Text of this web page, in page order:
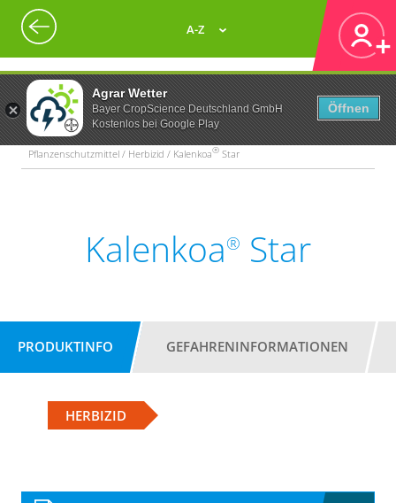
Agrar Wetter
Bayer CropScience Deutschland GmbH
Kostenlos bei Google Play
Öffnen
A-Z
Pflanzenschutzmittel / Herbizid / Kalenkoa® Star
Kalenkoa® Star
PRODUKTINFO GEFAHRENINFORMATIONEN
HERBIZID